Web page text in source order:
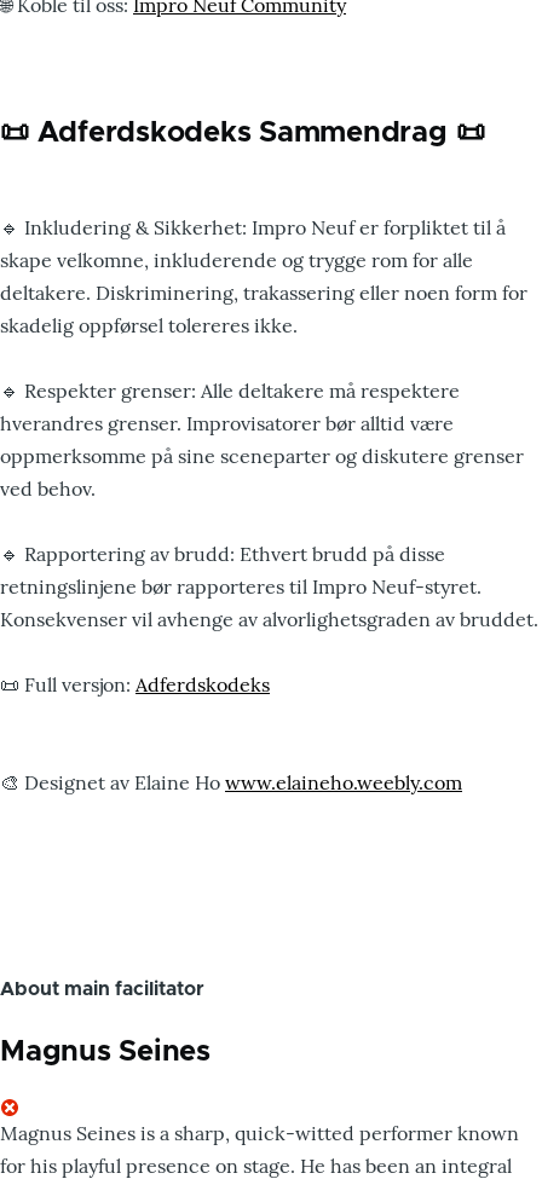
📜 Adferdskodeks Sammendrag 📜
🔹 Inkludering & Sikkerhet: Impro Neuf er forpliktet til å
skape velkomne, inkluderende og trygge rom for alle
deltakere. Diskriminering, trakassering eller noen form for
skadelig oppførsel tolereres ikke.
🔹 Respekter grenser: Alle deltakere må respektere
hverandres grenser. Improvisatorer bør alltid være
oppmerksomme på sine sceneparter og diskutere grenser
ved behov.
🔹 Rapportering av brudd: Ethvert brudd på disse
retningslinjene bør rapporteres til Impro Neuf-styret.
Konsekvenser vil avhenge av alvorlighetsgraden av bruddet.
📜 Full versjon: Adferdskodeks
🎨 Designet av Elaine Ho www.elaineho.weebly.com
About main facilitator
Magnus Seines
Magnus Seines is a sharp, quick-witted performer known
for his playful presence on stage. He has been an integral